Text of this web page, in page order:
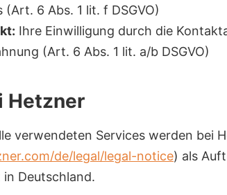
(Art. 6 Abs. 1 lit. f DSGVO)
Ihre Einwilligung durch die
(Art. 6 Abs. 1 lit. a/b DSGVO)
Hetzner
verwendeten Services werden bei
de/legal/legal-notice) als
Deutschland.